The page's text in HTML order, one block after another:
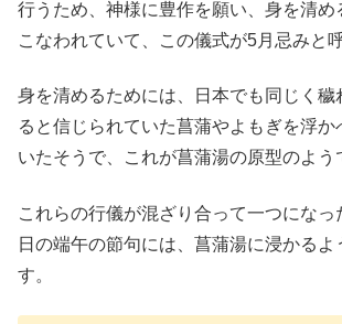
行うため、神様に豊作を願い、身を清め
こなわれていて、この儀式が5月忌みと
身を清めるためには、日本でも同じく穢
ると信じられていた菖蒲やよもぎを浮か
いたそうで、これが菖蒲湯の原型のよう
これらの行儀が混ざり合って一つになっ
日の端午の節句には、菖蒲湯に浸かる
す。